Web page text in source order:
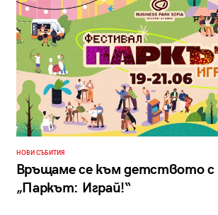
НОВИ СЪБИТИЯ
Връщаме се към детството с
„Паркът: Играй!“